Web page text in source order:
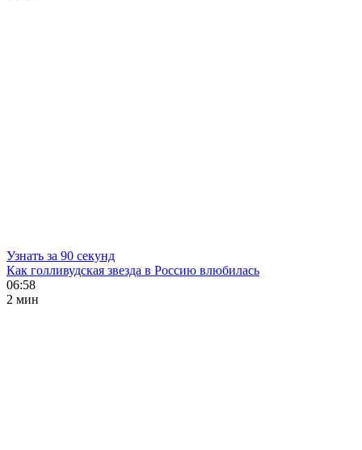
Узнать за 90 секунд
Как голливудская звезда в Россию влюбилась
06:58
2 мин